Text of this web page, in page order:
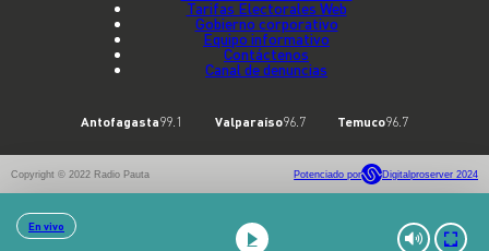
En vivo
Tarifas Electorales Web
Gobierno corporativo
Equipo informativo
Contáctenos
Canal de denuncias
Antofagasta99.1 Valparaíso96.7 Temuco96.7
Copyright © 2022 Radio Pauta Potenciado por Digitalproserver 2024